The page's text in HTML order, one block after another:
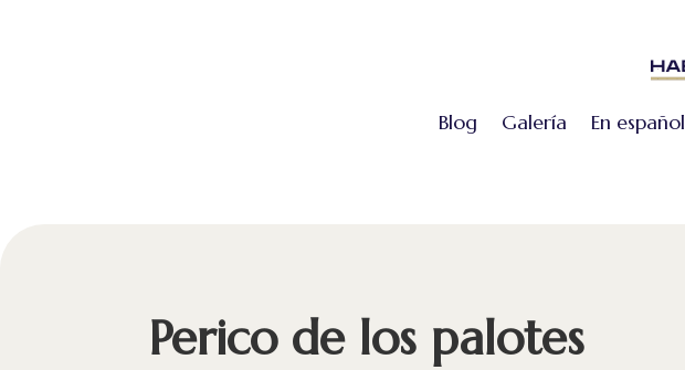
Blog Galería En español
Perico de los palotes